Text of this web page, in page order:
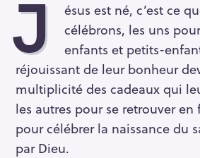
J
ésus est né, c’est ce
célébrons, les uns
enfants et petits-
réjouissant de leur bonheur
multiplicité des cadeaux qui
les autres pour se retrouver en
pour célébrer la naissance du
par Dieu.